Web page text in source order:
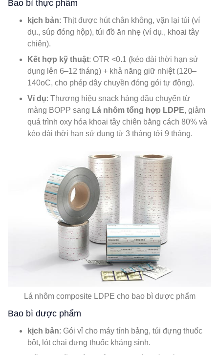
Bao bì thực phẩm
kịch bản: Thịt được hút chân không, vặn lại túi (ví
dụ., súp đóng hộp), túi đồ ăn nhẹ (ví dụ., khoai tây
chiên).
Kết hợp kỹ thuật: OTR <0.1 (kéo dài thời hạn sử
dụng lên 6–12 tháng) + khả năng giữ nhiệt (120–
140oC, cho phép dây chuyền đóng gói tự động).
Ví dụ: Thương hiệu snack hàng đầu chuyển từ
màng BOPP sang Lá nhôm tổng hợp LDPE, giảm
quá trình oxy hóa khoai tây chiên bằng cách 80% và
kéo dài thời hạn sử dụng từ 3 tháng tới 9 tháng.
Lá nhôm composite LDPE cho bao bì dược phẩm
Bao bì dược phẩm
kịch bản: Gói vỉ cho máy tính bảng, túi đựng thuốc
bột, lót chai đựng thuốc kháng sinh.